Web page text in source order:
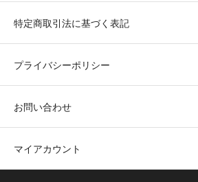
特定商取引法に基づく表記
プライバシーポリシー
お問い合わせ
マイアカウント